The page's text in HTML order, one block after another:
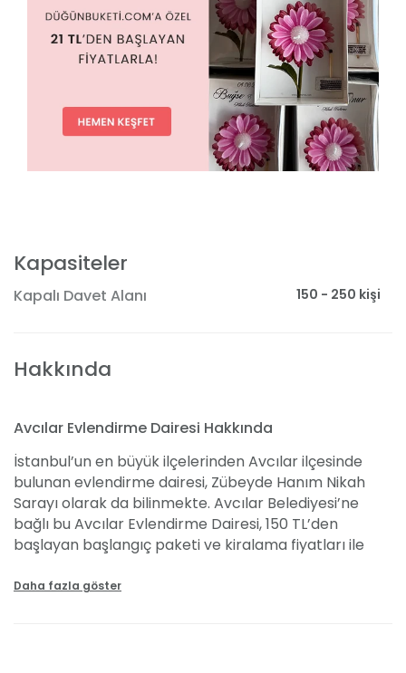
Kapasiteler
Kapalı Davet Alanı 150 - 250 kişi
Hakkında
Avcılar Evlendirme Dairesi Hakkında
İstanbul’un en büyük ilçelerinden Avcılar ilçesinde
bulunan evlendirme dairesi, Zübeyde Hanım Nikah
Sarayı olarak da bilinmekte. Avcılar Belediyesi’ne
bağlı bu Avcılar Evlendirme Dairesi, 150 TL’den
başlayan başlangıç paketi ve kiralama fiyatları ile
farklı fiyat alternatiflerini yazımızda bulabilirsiniz.
Daha fazla göster